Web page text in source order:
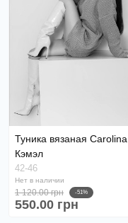
Туника вязаная Carolina
Кэмэл
42-46
Нет в наличии
1 120.00 грн -51%
550.00 грн